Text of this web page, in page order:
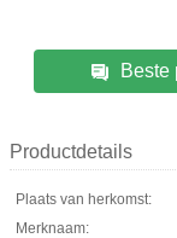
Beste
Productdetails
Plaats van herkomst:
Merknaam: